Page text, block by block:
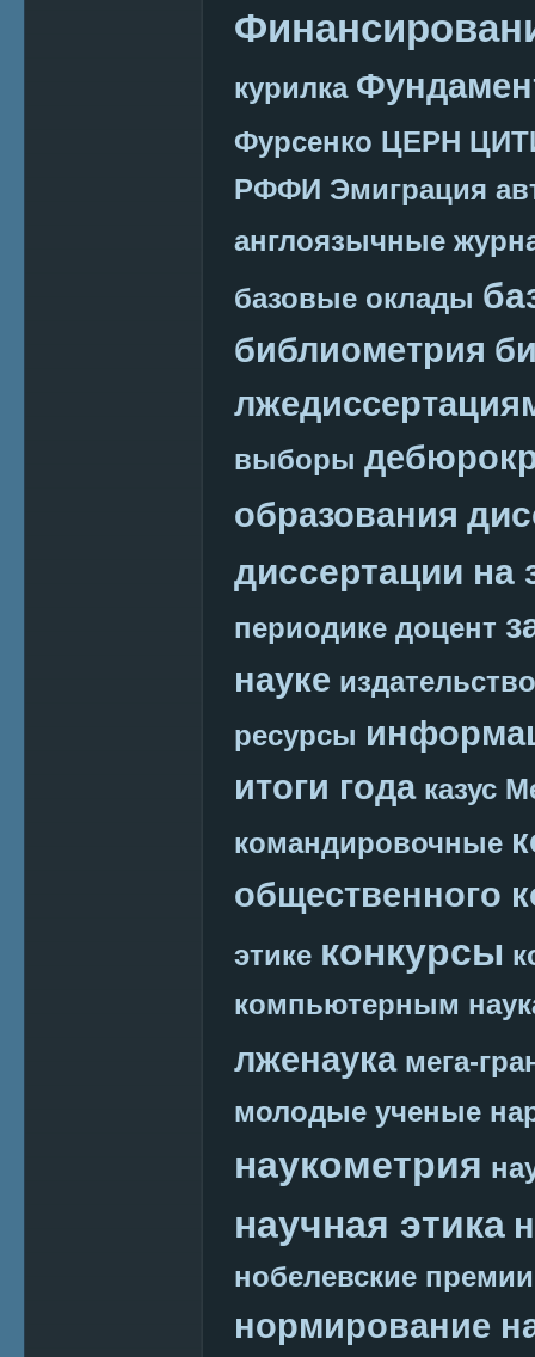
курилка
Фурсенко ЦЕРН
РФФИ Эмиграция
англоязычные
базовые оклады
библиометрия
выборы
образования
диссертации на
периодике доцент
науке издательство
ресурсы
итоги года казус
командировочные
общественного
этике конкурсы
компьютерным
лженаука мега-
молодые ученые
наукометрия
научная этика
нобелевские премии
нормирование